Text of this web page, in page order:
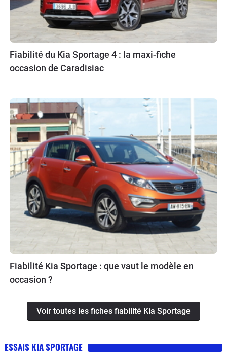
Fiabilité du Kia Sportage 4 : la maxi-fiche
occasion de Caradisiac
Fiabilité Kia Sportage : que vaut le modèle en
occasion ?
Voir toutes les fiches fiabilité Kia Sportage
ESSAIS KIA SPORTAGE